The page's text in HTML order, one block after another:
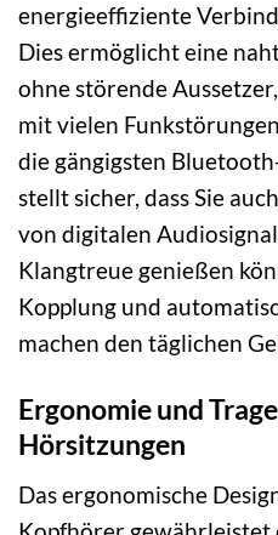
energieeffiziente
Dies ermöglicht eine
ohne störende
mit vielen
die gängigsten
stellt sicher, dass Sie
von digitalen
Klangtreue genießen
Kopplung und
machen den täglichen
Ergonomie und
Hörsitzungen
Das ergonomische